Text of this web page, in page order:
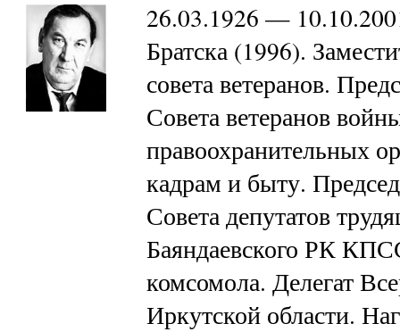
26.03.1926 —
Братска (1996).
совета ветеранов.
Совета ветеранов
правоохранительных
кадрам и быту.
Совета депутатов
Баяндаевского РК
комсомола. Делегат
Иркутской области.